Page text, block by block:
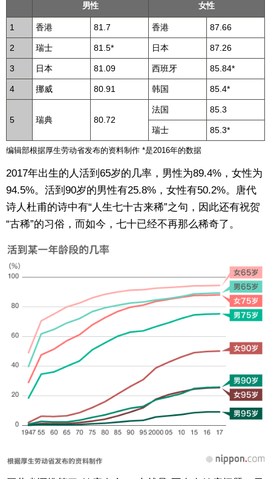
男性 女性
1 香港 81.7 香港 87.66
2 瑞士 81.5* 日本 87.26
3 日本 81.09 西班牙 85.84*
4 挪威 80.91 韩国 85.4*
5 瑞典 80.72
法国 85.3
瑞士 85.3*
编辑部根据厚生劳动省发布的资料制作 *是2016年的数据
2017年出生的人活到65岁的几率，男性为89.4%，女性为
94.5%。活到90岁的男性有25.8%，女性有50.2%。唐代
诗人杜甫的诗中有“人生七十古来稀”之句，因此还有祝贺
“古稀”的习俗，而如今，七十已经不再那么稀奇了。